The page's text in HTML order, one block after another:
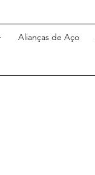
Alianças de Aço